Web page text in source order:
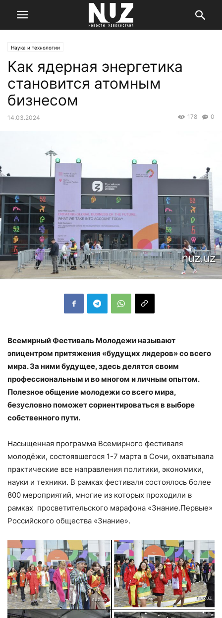
Наука и технологии
Как ядерная энергетика
становится атомным
бизнесом
14.03.2024 0
178
Всемирный Фестиваль Молодежи называют
эпицентром притяжения «будущих лидеров» со всего
мира. За ними будущее, здесь делятся своим
профессиональным и во многом и личным опытом.
Полезное общение молодежи со всего мира,
безусловно поможет сориентироваться в выборе
собственного пути.
Насыщенная программа Всемирного фестиваля
молодёжи, состоявшегося 1-7 марта в Сочи, охватывала
практические все направления политики, экономики,
науки и техники. В рамках фестиваля состоялось более
800 мероприятий, многие из которых проходили в
рамках просветительского марафона «Знание.Первые»
Российского общества «Знание».